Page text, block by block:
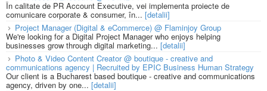
În calitate de PR Account Executive, vei implementa proiecte de
comunicare corporate & consumer, în... [detalii]
Project Manager (Digital & eCommerce) @ Flaminjoy Group
We're looking for a Digital Project Manager who enjoys helping
businesses grow through digital marketing... [detalii]
Photo & Video Content Creator @ boutique - creative and
communications agency | Recruited by EPIC Business Human Strategy
Our client is a Bucharest based boutique - creative and communications
agency, driven by one... [detalii]